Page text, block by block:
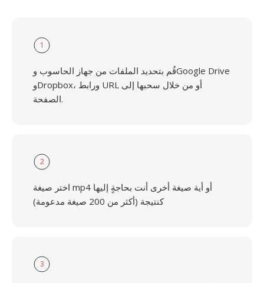
1
قُم بتحديد الملفات من جهاز الحاسوب وGoogle Drive
وDropbox، ورابط URL أو من خلال سحبها إلى
الصفحة.
2
اختر صيغة mp4 أو أية صيغة أخرى أنت بحاجةٍ إليها
كنتيجة (أكثر من 200 صيغة مدعومة)
3